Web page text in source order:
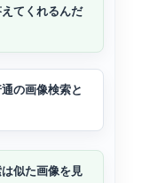
てくれるんだ
の画像検索と
似た画像を見